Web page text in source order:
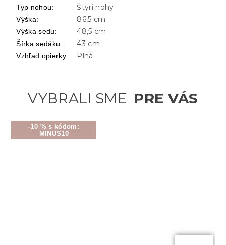
-10 % s kódom:
MINUS10
Typ nohou: Štyri nohy
Výška: 86,5 cm
Výška sedu: 48,5 cm
Šírka sedáku: 43 cm
Vzhľad opierky: Plná